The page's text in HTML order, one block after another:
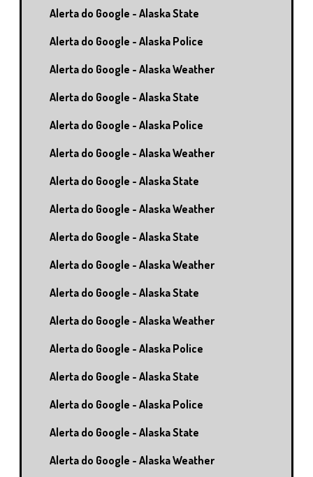
Alerta do Google - Alaska State
Alerta do Google - Alaska Police
Alerta do Google - Alaska Weather
Alerta do Google - Alaska State
Alerta do Google - Alaska Police
Alerta do Google - Alaska Weather
Alerta do Google - Alaska State
Alerta do Google - Alaska Weather
Alerta do Google - Alaska State
Alerta do Google - Alaska Weather
Alerta do Google - Alaska State
Alerta do Google - Alaska Weather
Alerta do Google - Alaska Police
Alerta do Google - Alaska State
Alerta do Google - Alaska Police
Alerta do Google - Alaska State
Alerta do Google - Alaska Weather